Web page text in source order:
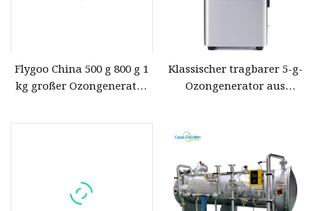
Flygoo China 500 g 800 g 1
kg großer Ozongenerator
Klassischer tragbarer 5-g-
Ozongenerator aus